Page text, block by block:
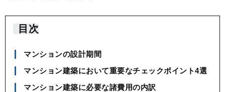
目次
マンションの設計期間
マンション建築において重要なチェックポイント4選
マンション建築に必要な諸費用の内訳